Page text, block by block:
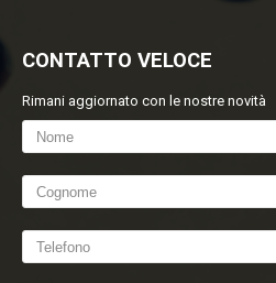
CONTATTO VELOCE
Rimani aggiornato con le nostre novità